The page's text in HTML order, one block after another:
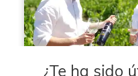
¿Te ha sido